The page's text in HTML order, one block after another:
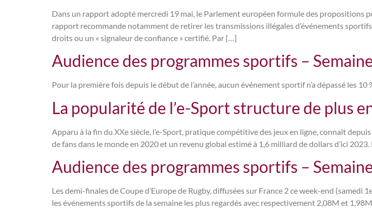
Dans un rapport adopté mercredi 19 mai, le Parlement européen formule des propositions
rapport recommande notamment de retirer les transmissions illégales d’événements
droits ou un « signaleur de confiance » certifié. Par […]
Audience des programmes sportifs –
Pour la première fois depuis le début de l’année, aucun événement sportif n’a dépassé les 10
La popularité de l’e-Sport structure de plus
Apparu à la fin du XXe siècle, l’e-Sport, pratique compétitive des jeux en ligne, connaît
de fans dans le monde en 2020 et un revenu global estimé à 1,6 milliard de dollars d’ici
Audience des programmes sportifs –
Les demi-finales de Coupe d’Europe de Rugby, diffusées sur France 2 ce week-end
les événements sportifs de la semaine les plus regardés avec respectivement 2,08M et